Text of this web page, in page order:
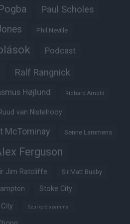
Paul Scholes
Phil Neville
Podcast
Ralf Rangnick
Højlund Richard Arnold
van Nistelrooy
McTominay Senne Lammens
Ferguson
Jim Ratcliffe Sir Matt Busby
Stoke City
Szurkoló szemmel